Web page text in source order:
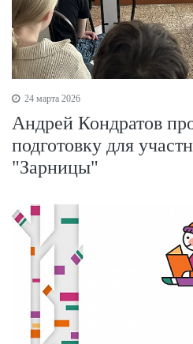
24 марта 2026
Андрей Кондратов
подготовку для
"Зарницы"